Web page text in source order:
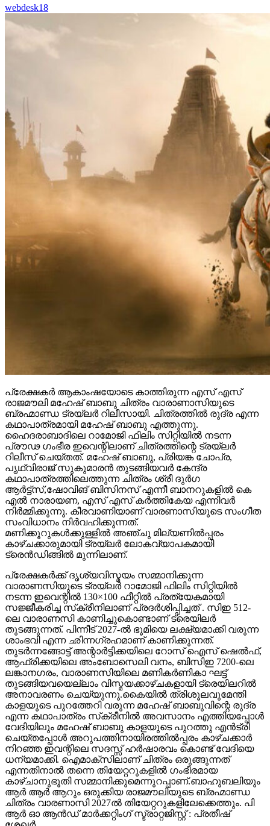
webdesk18
പ്രേക്ഷകർ ആകാംഷയോടെ കാത്തിരുന്ന എസ് എസ്
രാജമൗലി മഹേഷ് ബാബു ചിത്രം വാരാണാസിയുടെ
ബ്രഹ്മാണ്ഡ ട്രയ്ലർ റിലീസായി. ചിത്രത്തിൽ രുദ്ര എന്ന
കഥാപാത്രമായി മഹേഷ് ബാബു എത്തുന്നു.
ഹൈദരാബാദിലെ റാമോജി ഫിലിം സിറ്റിയിൽ നടന്ന
പ്രൗഢ ഗംഭീര ഇവെന്റിലാണ് ചിത്രത്തിന്റെ ട്രയ്ലർ
റിലീസ് ചെയ്തത്. മഹേഷ് ബാബു, പ്രിയങ്ക ചോപ്ര,
പൃഥ്വിരാജ് സുകുമാരൻ തുടങ്ങിയവർ കേന്ദ്ര
കഥാപാത്രത്തിലെത്തുന്ന ചിത്രം ശ്രീ ദുർഗ
ആർട്ട്സ്,ഷോവിങ് ബിസിനസ് എന്നീ ബാനറുകളിൽ കെ
എൽ നാരായണ, എസ് എസ് കർത്തികേയ എന്നിവർ
നിർമ്മിക്കുന്നു. കീരവാണിയാണ് വാരണാസിയുടെ സംഗീത
സംവിധാനം നിർവഹിക്കുന്നത്.
മണിക്കൂറുകൾക്കുള്ളിൽ അഞ്ചു മില്യണിൽപ്പരം
കാഴ്ചക്കാരുമായി ട്രയ്ലർ ലോകവ്യാപകമായി
ട്രെൻഡിങ്ങിൽ മുന്നിലാണ്.
പ്രേക്ഷകർക്ക് ദൃശ്യവിസ്മയം സമ്മാനിക്കുന്ന
വാരാണസിയുടെ ട്രയ്ലർ റാമോജി ഫിലിം സിറ്റിയിൽ
നടന്ന ഇവെന്റിൽ 130×100 ഫീറ്റിൽ പ്രത്യേകമായി
സജ്ജീകരിച്ച സ്‌ക്രീനിലാണ് പ്രദർശിപ്പിച്ചത് . സിഇ 512-
ലെ വാരാണസി കാണിച്ചുകൊണ്ടാണ് ട്രെയിലര്‍
തുടങ്ങുന്നത്. പിന്നീട് 2027-ല്‍ ഭൂമിയെ ലക്ഷ്യമാക്കി വരുന്ന
ശാംഭവി എന്ന ഛിന്നഗ്രഹമാണ് കാണിക്കുന്നത്.
തുടര്‍ന്നങ്ങോട്ട് അന്റാര്‍ട്ടിക്കയിലെ റോസ് ഐസ് ഷെല്‍ഫ്,
ആഫ്രിക്കയിലെ അംബോസെലി വനം, ബിസിഇ 7200-ലെ
ലങ്കാനഗരം, വാരാണസിയിലെ മണികര്‍ണികാ ഘട്ട്
തുടങ്ങിയവയെല്ലാം വിസ്മയക്കാഴ്ചകളായി ട്രെയിലറില്‍
അനാവരണം ചെയ്യുന്നു.കൈയില്‍ ത്രിശൂലവുമേന്തി
കാളയുടെ പുറത്തേറി വരുന്ന മഹേഷ് ബാബുവിന്റെ രുദ്ര
എന്ന കഥാപാത്രം സ്‌ക്രീനിൽ അവസാനം എത്തിയപ്പോൾ
വേദിയിലും മഹേഷ് ബാബു കാളയുടെ പുറത്തു എൻട്രി
ചെയ്തപ്പോൾ അറുപത്തിനായിരത്തിൽപ്പരം കാഴ്ചക്കാർ
നിറഞ്ഞ ഇവന്റിലെ സദസ്സ് ഹർഷാരവം കൊണ്ട് വേദിയെ
ധന്യമാക്കി. ഐമാക്‌സിലാണ് ചിത്രം ഒരുങ്ങുന്നത്
എന്നതിനാല്‍ തന്നെ തിയേറ്ററുകളില്‍ ഗംഭീരമായ
കാഴ്ചാനുഭൂതി സമ്മാനിക്കുമെന്നുറപ്പാണ്.ബാഹുബലിയും
ആർ ആർ ആറും ഒരുക്കിയ രാജമൗലിയുടെ ബ്രഹ്മാണ്ഡ
ചിത്രം വാരണാസി 2027ൽ തിയേറ്ററുകളിലേക്കെത്തും. പി
ആർ ഓ ആൻഡ് മാർക്കറ്റിംഗ് സ്ട്രാറ്റജിസ്റ്റ് : പ്രതീഷ്